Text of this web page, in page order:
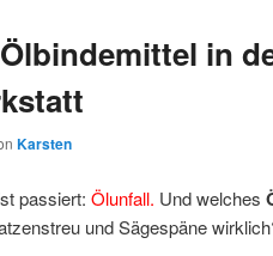
in
Karsten
passiert: Ölunfall. Und welches
und Sägespäne